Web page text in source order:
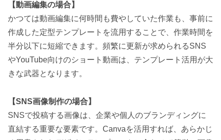
【動画編集の場合】
かつては動画編集に何時間も費やしていた作業も、事前に
作成した定型テンプレートを流用することで、作業時間を
半分以下に短縮できます。頻繁に更新が求められるSNS
やYouTube向けのショート動画は、テンプレート活用が大
きな武器となります。
【SNS画像制作の場合】
SNSで投稿する画像は、企業や個人のブランディングに
直結する重要な要素です。Canvaを活用すれば、あらかじ